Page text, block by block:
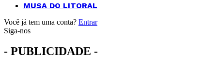
MUSA DO LITORAL
Você já tem uma conta? Entrar
Siga-nos
- PUBLICIDADE -